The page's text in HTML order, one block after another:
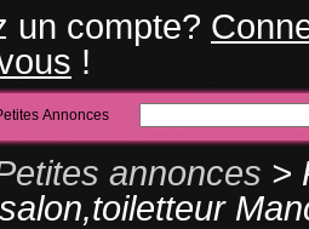
un compte?
!
Annonces
annonces >